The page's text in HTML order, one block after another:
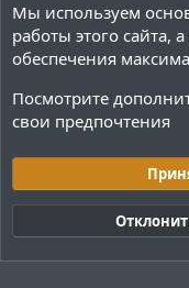
Cookies Тёмная
Обратная связь
Политика
Мы используем
работы этого сайта,
обеспечения
Посмотрите
свои предпочтения